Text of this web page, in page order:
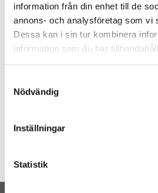
information från din enhet till de
annons- och analysföretag som vi
Dessa kan i sin tur kombinera
information som du har
Nödvändig
Inställningar
Statistik
Telefon
0300-68 22 61
Mobiltelefon